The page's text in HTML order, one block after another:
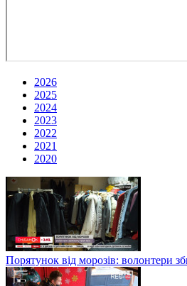
2026
2025
2024
2023
2022
2021
2020
Порятунок від морозів: волонтери